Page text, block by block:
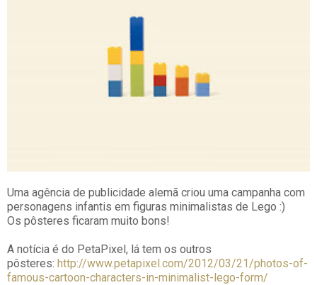
Uma agência de publicidade alemã criou uma campanha com
personagens infantis em figuras minimalistas de Lego :)
Os pôsteres ficaram muito bons!
A notícia é do PetaPixel, lá tem os outros
pôsteres: http://www.petapixel.com/2012/03/21/photos-of-
famous-cartoon-characters-in-minimalist-lego-form/